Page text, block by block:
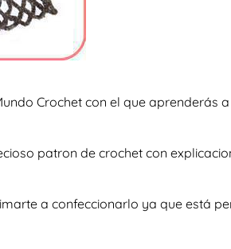
Crochet con el que aprenderás
patron de crochet con
a confeccionarlo ya que está